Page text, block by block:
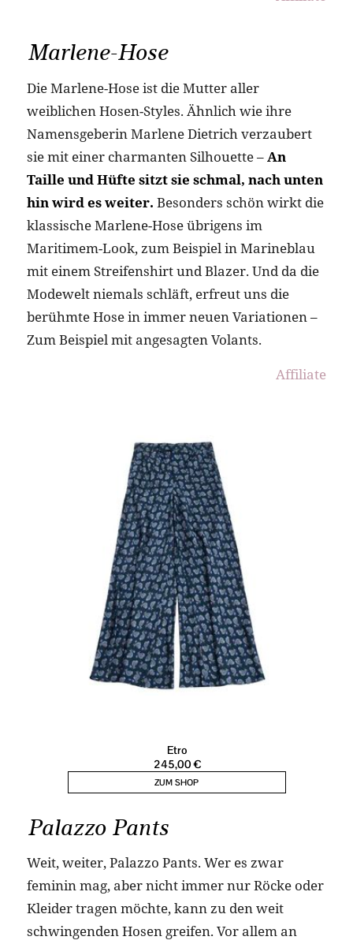
Marlene-Hose
Die Marlene-Hose ist die Mutter aller
weiblichen Hosen-Styles. Ähnlich wie ihre
Namensgeberin Marlene Dietrich verzaubert
sie mit einer charmanten Silhouette –An
Taille und Hüfte sitzt sie schmal, nach unten
hin wird es weiter. Besonders schön wirkt die
klassische Marlene-Hose übrigens im
Maritimem-Look, zum Beispiel in Marineblau
mit einem Streifenshirt und Blazer. Und da die
Modewelt niemals schläft, erfreut uns die
berühmte Hose in immer neuen Variationen –
Zum Beispiel mit angesagten Volants.
Affiliate
Palazzo Pants
Weit, weiter, Palazzo Pants. Wer es zwar
feminin mag, aber nicht immer nur Röcke oder
Kleider tragen möchte, kann zu den weit
schwingenden Hosen greifen. Vor allem an